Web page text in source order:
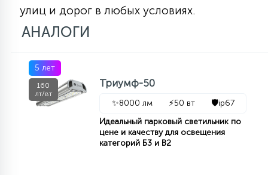
улиц и дорог в любых условиях.
АНАЛОГИ
5 лет
160
лт/вт
Триумф-50
✨8000 лм ⚡50 вт 🛡️ip67
Идеальный парковый светильник по
цене и качеству для освещения
категорий Б3 и В2